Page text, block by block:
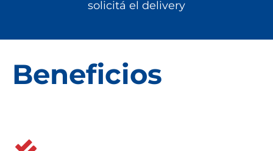
solicitá el delivery
Beneficios